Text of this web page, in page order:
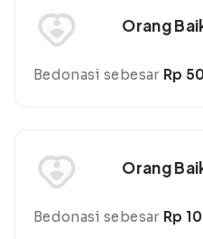
Orang
Bedonasi sebesar Rp
Orang
Bedonasi sebesar Rp